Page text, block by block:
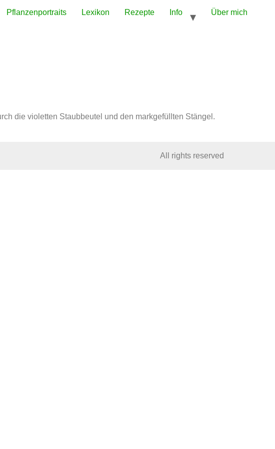
Pflanzenportraits Lexikon Rezepte Info Über mich
die violetten Staubbeutel und den markgefüllten Stängel.
All rights reserved